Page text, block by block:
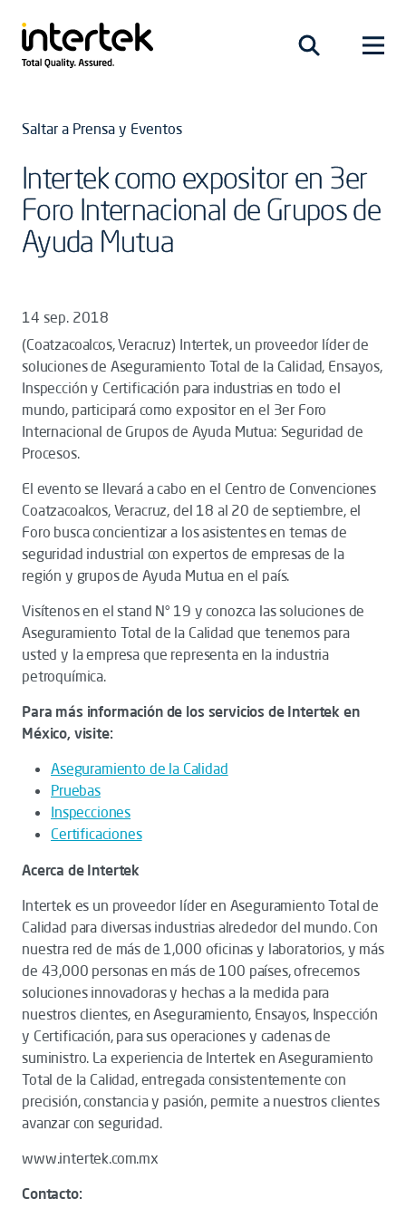
Saltar a Prensa y Eventos
Intertek como expositor en 3er
Foro Internacional de Grupos de
Ayuda Mutua
14 sep. 2018
(Coatzacoalcos, Veracruz) Intertek, un proveedor líder de
soluciones de Aseguramiento Total de la Calidad, Ensayos,
Inspección y Certificación para industrias en todo el
mundo, participará como expositor en el 3er Foro
Internacional de Grupos de Ayuda Mutua: Seguridad de
Procesos.
El evento se llevará a cabo en el Centro de Convenciones
Coatzacoalcos, Veracruz, del 18 al 20 de septiembre, el
Foro busca concientizar a los asistentes en temas de
seguridad industrial con expertos de empresas de la
región y grupos de Ayuda Mutua en el país.
Visítenos en el stand N° 19 y conozca las soluciones de
Aseguramiento Total de la Calidad que tenemos para
usted y la empresa que representa en la industria
petroquímica.
Para más información de los servicios de Intertek en
México, visite:
Aseguramiento de la Calidad
Pruebas
Inspecciones
Certificaciones
Acerca de Intertek
Intertek es un proveedor líder en Aseguramiento Total de
Calidad para diversas industrias alrededor del mundo. Con
nuestra red de más de 1,000 oficinas y laboratorios, y más
de 43,000 personas en más de 100 países, ofrecemos
soluciones innovadoras y hechas a la medida para
nuestros clientes, en Aseguramiento, Ensayos, Inspección
y Certificación, para sus operaciones y cadenas de
suministro. La experiencia de Intertek en Aseguramiento
Total de la Calidad, entregada consistentemente con
precisión, constancia y pasión, permite a nuestros clientes
avanzar con seguridad.
www.intertek.com.mx
Contacto: